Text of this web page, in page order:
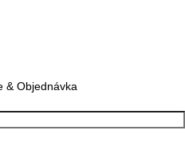
& Objednávka